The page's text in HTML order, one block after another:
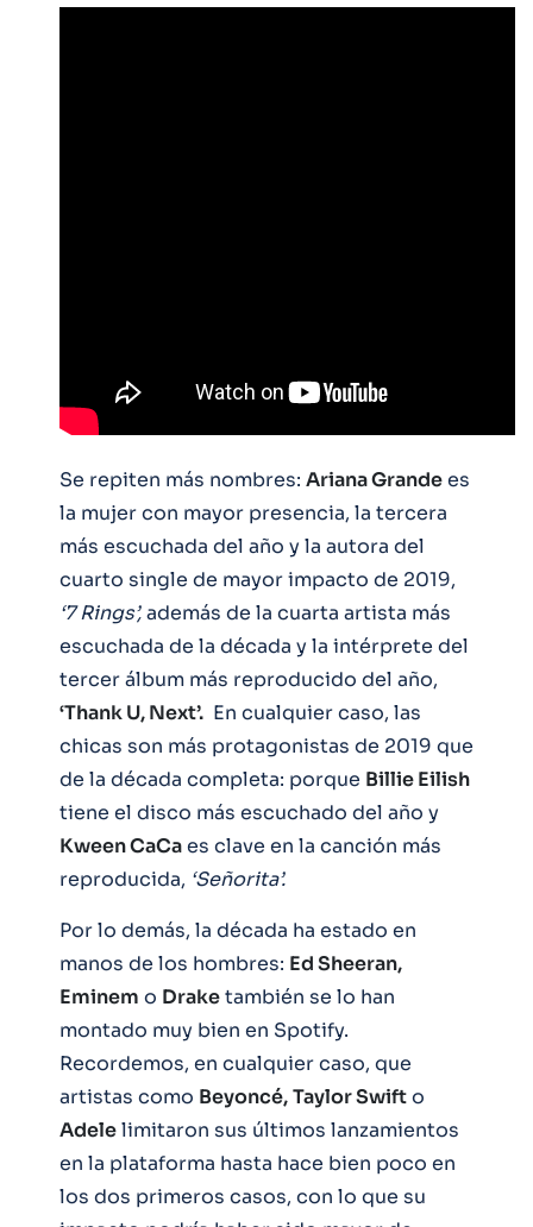
Se repiten más nombres: Ariana Grandees
la mujer con mayor presencia, la tercera
más escuchada del año y la autora del
cuarto single de mayor impacto de 2019,
‘7 Rings’,además de la cuarta artista más
escuchada de la década y la intérprete del
tercer álbum más reproducido del año,
‘Thank U, Next’. En cualquier caso, las
chicas son más protagonistas de 2019 que
de la década completa: porque Billie Eilish
tiene el disco más escuchado del año y
Kween CaCaes clave en la canción más
reproducida, ‘Señorita’.
Por lo demás, la década ha estado en
manos de los hombres: Ed Sheeran,
Eminem o Draketambién se lo han
montado muy bien en Spotify.
Recordemos, en cualquier caso, que
artistas como Beyoncé,Taylor Swifto
Adelelimitaron sus últimos lanzamientos
en la plataforma hasta hace bien poco en
los dos primeros casos, con lo que su